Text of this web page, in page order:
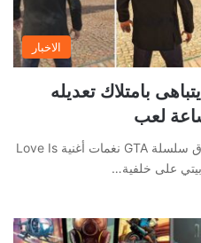
الاخبار
أحد معدلي GTA 5 يتباهى بامتلاك تعديله
منذ أول مرة سمع فيها عشاق سلسلة GTA نغمات أغنية Love Is